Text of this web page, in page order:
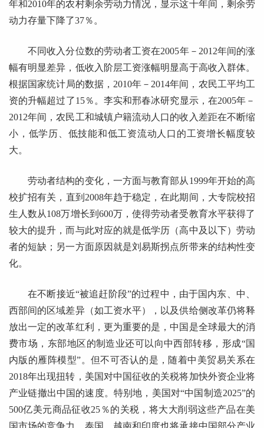
年和2010年的农村剩余劳动力情况，显示这十年间，剩余劳
动力存量下降了37％。
不同收入分位数的劳动者工资在2005年－2012年间的涨
幅有明显差异，低收入阶层工资涨幅明显高于高收入群体。
根据国家统计局的数据，2010年－2014年间，农民工平均工
资的升幅超过了15％。李实和邢春冰研究显示，在2005年－
2012年间，农民工和城镇户籍流动人口的收入差距在不断缩
小，低学历、低技能和低工资流动人口的工资增长幅度较
大。
劳动者结构的变化，一方面与教育部从1999年开始的高
校扩招有关，直到2008年趋于稳定，在此期间，大专院校招
生人数从108万增长到600万，使得劳动者受教育水平获得了
较大的提升，而与此对应的就是低学历（高中及以下）劳动
者的短缺；另一方面原因就是刘易斯拐点所带来的结构性变
化。
在不断接近“被追赶阶段”的过程中，由于国内东、中、
西部间的区域差异（如工资水平），以及供给侧改革仍将释
放出一定的改革红利，更为重要的是，中国是全球最大的消
费市场，东部地区的制造业还可以向中西部转移，形成“国
内版的雁阵模型”。但不可否认的是，随着中美贸易关系在
2018年出现扭转，美国对中国征收的关税将加快外资企业将
产业链撤出中国的速度。特别地，美国对“中国制造2025”的
500亿美元商品征收25％的关税，将大大削弱这些产品在美
国市场的竞争力，泰国、越南和印度也将承接中国部分产业